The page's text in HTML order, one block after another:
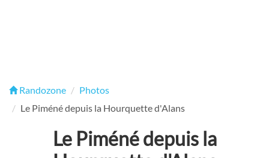
Randozone
Photos
Le Piméné depuis la Hourquette d'Alans
Le Piméné depuis la